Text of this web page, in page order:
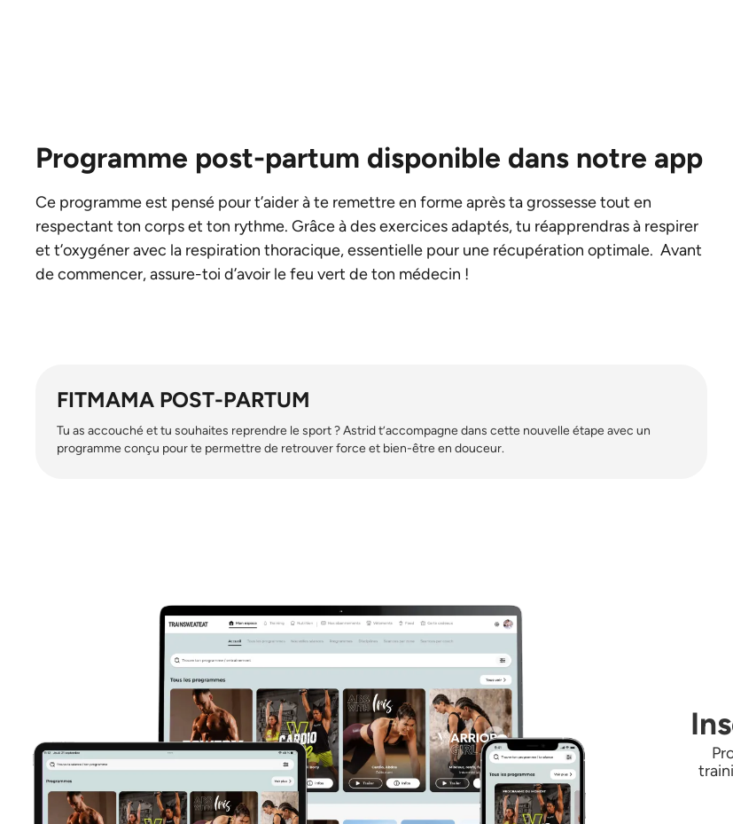
FITMAMA POST-PARTUM
Tu as accouché et tu souhaites reprendre le sport ? Astrid t’accompagne dans cette nouvelle étape avec un
programme conçu pour te permettre de retrouver force et bien-être en douceur.
Programme post-partum disponible dans notre app
Ce programme est pensé pour t’aider à te remettre en forme après ta grossesse tout en
respectant ton corps et ton rythme. Grâce à des exercices adaptés, tu réapprendras à respirer
et t’oxygéner avec la respiration thoracique, essentielle pour une récupération optimale. Avant
de commencer, assure-toi d’avoir le feu vert de ton médecin !